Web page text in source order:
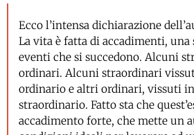
Ecco l’intensa dichiarazione
La vita è fatta di accadimenti, una
eventi che si succedono. Alcuni
ordinari. Alcuni straordinari
ordinario e altri ordinari, vissuti
straordinario. Fatto sta che
accadimento forte, che mette un